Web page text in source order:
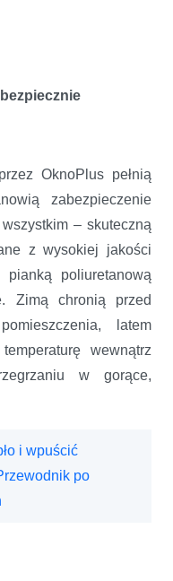
OknoPlus pełnią
zabezpieczenie
– skuteczną
z wysokiej jakości
poliuretanową
Zimą chronią przed
latem
wewnątrz
w gorące,
i wpuścić
po